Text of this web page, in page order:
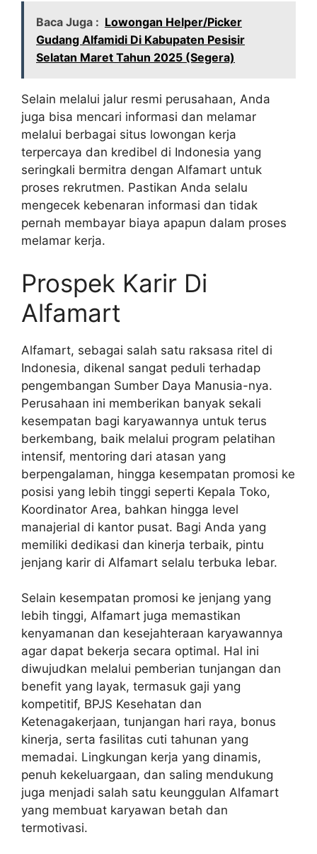
Baca Juga : Lowongan Helper/Picker
Gudang Alfamidi Di Kabupaten Pesisir
Selatan Maret Tahun 2025 (Segera)
Selain melalui jalur resmi perusahaan, Anda
juga bisa mencari informasi dan melamar
melalui berbagai situs lowongan kerja
terpercaya dan kredibel di Indonesia yang
seringkali bermitra dengan Alfamart untuk
proses rekrutmen. Pastikan Anda selalu
mengecek kebenaran informasi dan tidak
pernah membayar biaya apapun dalam proses
melamar kerja.
Prospek Karir Di
Alfamart
Alfamart, sebagai salah satu raksasa ritel di
Indonesia, dikenal sangat peduli terhadap
pengembangan Sumber Daya Manusia-nya.
Perusahaan ini memberikan banyak sekali
kesempatan bagi karyawannya untuk terus
berkembang, baik melalui program pelatihan
intensif, mentoring dari atasan yang
berpengalaman, hingga kesempatan promosi ke
posisi yang lebih tinggi seperti Kepala Toko,
Koordinator Area, bahkan hingga level
manajerial di kantor pusat. Bagi Anda yang
memiliki dedikasi dan kinerja terbaik, pintu
jenjang karir di Alfamart selalu terbuka lebar.
Selain kesempatan promosi ke jenjang yang
lebih tinggi, Alfamart juga memastikan
kenyamanan dan kesejahteraan karyawannya
agar dapat bekerja secara optimal. Hal ini
diwujudkan melalui pemberian tunjangan dan
benefit yang layak, termasuk gaji yang
kompetitif, BPJS Kesehatan dan
Ketenagakerjaan, tunjangan hari raya, bonus
kinerja, serta fasilitas cuti tahunan yang
memadai. Lingkungan kerja yang dinamis,
penuh kekeluargaan, dan saling mendukung
juga menjadi salah satu keunggulan Alfamart
yang membuat karyawan betah dan
termotivasi.